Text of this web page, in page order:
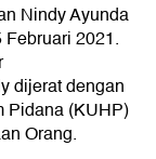
Nindy Ayunda
2021.
dijerat dengan
Pidana (KUHP)
Orang.